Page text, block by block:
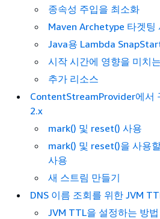
종속성 주입을 최소화
Maven Archetype 타겟팅
Java용 Lambda
시작 시간에 영향을 미치
추가 리소스
ContentStreamProvider에서
2.x
mark() 및 reset() 사용
mark() 및 reset()을 사용
사용
새 스트림 만들기
DNS 이름 조회를 위한 JVM
JVM TTL을 설정하는 방법